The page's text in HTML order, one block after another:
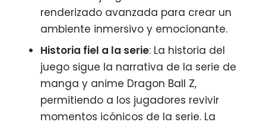
renderizado avanzada para crear un
ambiente inmersivo y emocionante.
Historia fiel a la serie: La historia del
juego sigue la narrativa de la serie de
manga y anime Dragon Ball Z,
permitiendo a los jugadores revivir
momentos icónicos de la serie. La